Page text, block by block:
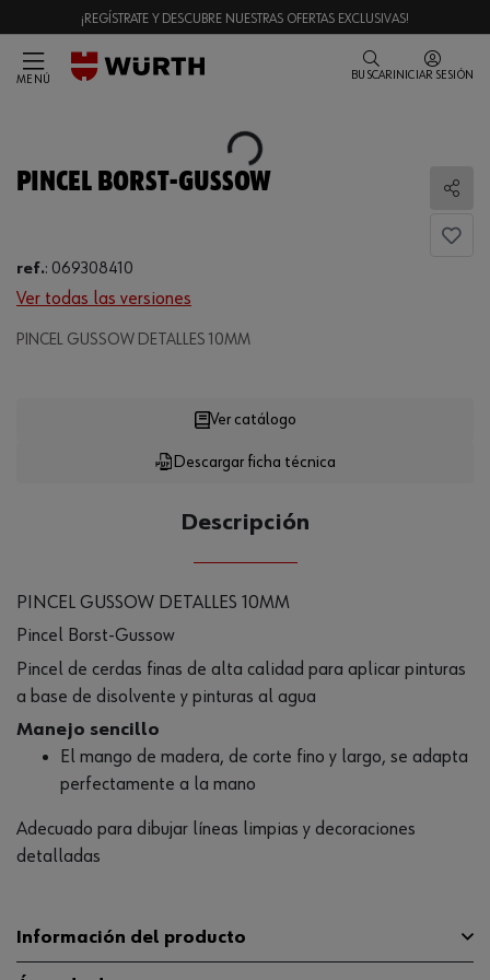
¡REGÍSTRATE Y DESCUBRE NUESTRAS OFERTAS EXCLUSIVAS!
MENÚ BUSCAR INICIAR SESIÓN
Loading...
PINCEL BORST-GUSSOW
ref.: 069308410
Ver todas las versiones
PINCEL GUSSOW DETALLES 10MM
Descargar ficha técnica
Ver catálogo
Descripción
PINCEL GUSSOW DETALLES 10MM
Pincel Borst-Gussow
Pincel de cerdas finas de alta calidad para aplicar pinturas
a base de disolvente y pinturas al agua
Manejo sencillo
El mango de madera, de corte fino y largo, se adapta
perfectamente a la mano
Adecuado para dibujar líneas limpias y decoraciones
detalladas
Información del producto